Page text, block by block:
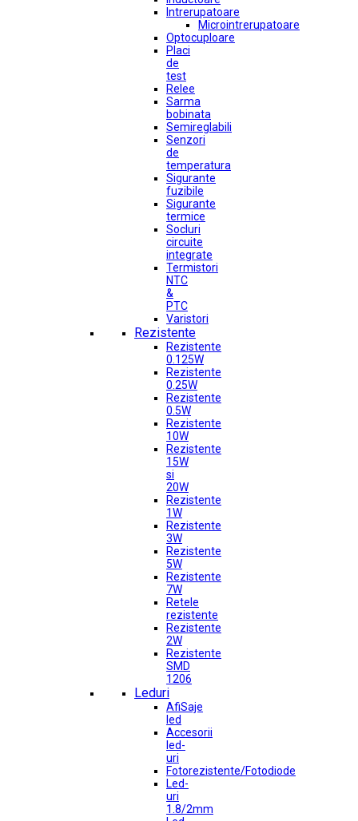
Intrerupatoare
Microintrerupatoare
Optocuploare
Placi
de
test
Relee
Sarma
bobinata
Semireglabili
Senzori
de
temperatura
Sigurante
fuzibile
Sigurante
termice
Socluri
circuite
integrate
Termistori
NTC
&
PTC
Varistori
Rezistente
Rezistente
0.125W
Rezistente
0.25W
Rezistente
0.5W
Rezistente
10W
Rezistente
15W
si
20W
Rezistente
1W
Rezistente
3W
Rezistente
5W
Rezistente
7W
Retele
rezistente
Rezistente
2W
Rezistente
SMD
1206
Leduri
AfiSaje
led
Accesorii
led-
uri
Fotorezistente/Fotodiode
Led-
uri
1.8/2mm